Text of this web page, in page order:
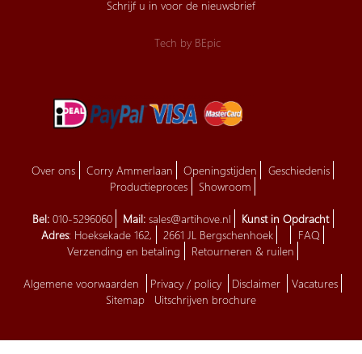
Schrijf u in voor de nieuwsbrief
Tech by BEpic
Over ons Corry Ammerlaan Openingstijden
Geschiedenis
Productieproces
Showroom
Bel: 010-5296060 Mail: sales@artihove.nl
Kunst in Opdracht
Adres: Hoeksekade 162, 2661 JL Bergschenhoek
FAQ
Verzending en betaling
Retourneren & ruilen
Algemene voorwaarden Privacy / policy Disclaimer
Vacatures
Sitemap
Uitschrijven brochure